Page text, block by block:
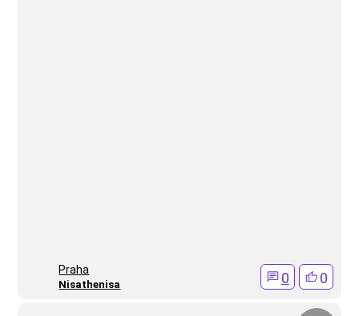
Praha
Nisathenisa 0 0